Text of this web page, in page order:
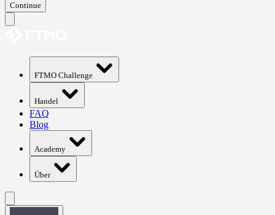
Continue
FTMO Challenge
Handel
FAQ
Blog
Academy
Über